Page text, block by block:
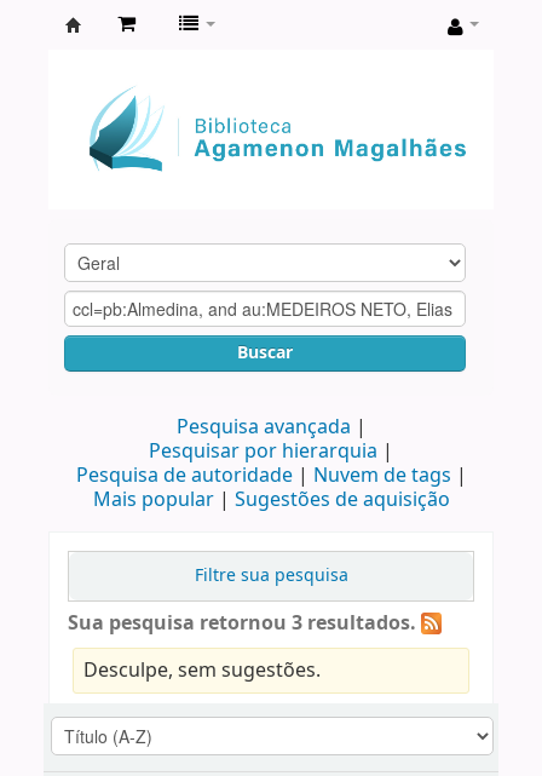
Agamenon
Magalhães
Buscar
Pesquisa avançada
Pesquisar por hierarquia
Pesquisa de autoridade
Nuvem de tags
Mais popular
Sugestões de aquisição
Filtre sua pesquisa
Sua pesquisa retornou 3 resultados.
Desculpe, sem sugestões.